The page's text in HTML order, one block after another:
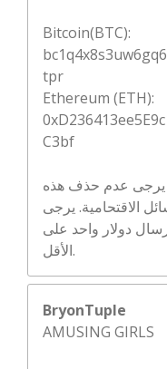
Bitcoin(BTC):
tpr
Ethereum (ETH):
C3bf
يرجى عدم حذف هذه
الاقتحامية. يرجى
دولار واحد على
الأقل.
BryonTuple
AMUSING GIRLS